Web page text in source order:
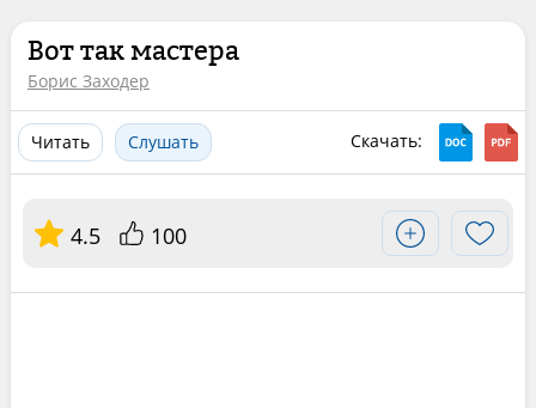
Вот так мастера
Борис Заходер
Читать Слушать Скачать:
4.5 100